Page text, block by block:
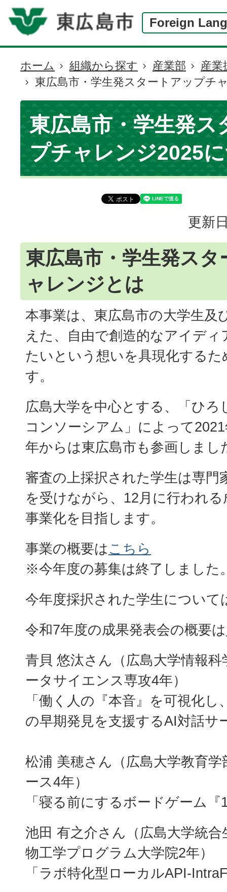
Foreign
現
在
の
位
置
ホーム 組織から探す 産業部
産業
東広島市・学生発スタートアップチ
東広島市・学生発ス
プチャレンジ2025
更新
東広島市・学生発ス
ャレンジとは
本事業は、東広島市の大学生及
えた、自由で創造的なアイデ
たいという想いを具現化する
す。
広島大学を中心とする、「ひ
コンソーシアム」によって
年からは東広島市も参画しまし
審査の上採択された学生は専門
を受けながら、12月に行われ
事業化を目指します。
事業の概要はこちら
※今年度の募集は終了しました
今年度採択された学生について
令和7年度の成果発表会の概要は
青貝 悠汰さん（広島大学情報
ータサイエンス専攻4年）
「働く人の『本音』を可視化し
の早期発見を支援するAI対話サ
松浦 美穂さん（広島大学教育
ース4年）
「寝る前にするボードゲーム
池田 有之介さん（広島大学統合
物工学プログラム大学院2年）
「ラボ特化型ローカルAPI-